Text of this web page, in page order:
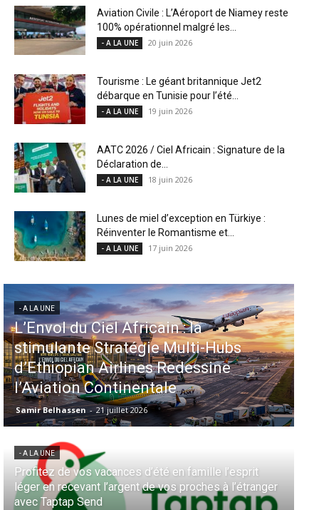
Aviation Civile : L’Aéroport de Niamey reste
100% opérationnel malgré les...
- A LA UNE 20 juin 2026
Tourisme : Le géant britannique Jet2
débarque en Tunisie pour l’été...
- A LA UNE 19 juin 2026
AATC 2026 / Ciel Africain : Signature de la
Déclaration de...
- A LA UNE 18 juin 2026
Lunes de miel d’exception en Türkiye :
Réinventer le Romantisme et...
- A LA UNE 17 juin 2026
- A LA UNE
Aéroports US
injectent 870
dans 339
Miami en tête
Samir Belhassen
Aérien & Stratégie
la diaspora
Casablanca
Ciel Africain : la
Stratégie Multi-Hubs
Airlines Redessine
- 21 juillet 2026
vacances d’été en famille l’esprit
l’argent de vos proches à l’étranger